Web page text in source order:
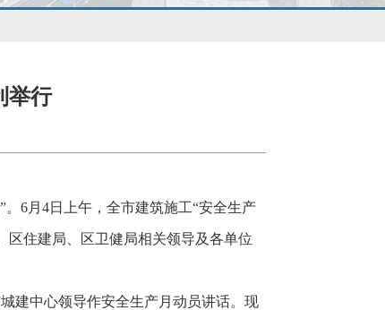
举行
6月4日上午，全市建筑施工“安全生产
区住建局、区卫健局相关领导及各单位
建中心领导作安全生产月动员讲话。现